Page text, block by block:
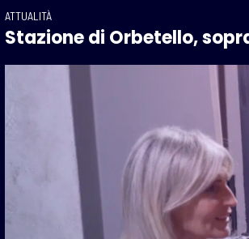
ATTUALITÀ
Stazione di Orbetello,